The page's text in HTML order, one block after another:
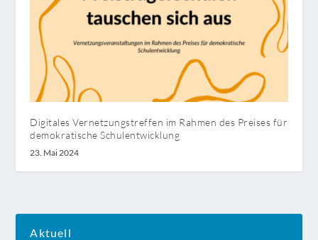
Digitales Vernetzungstreffen im Rahmen des Preises für
demokratische Schulentwicklung
23. Mai 2024
Aktuell